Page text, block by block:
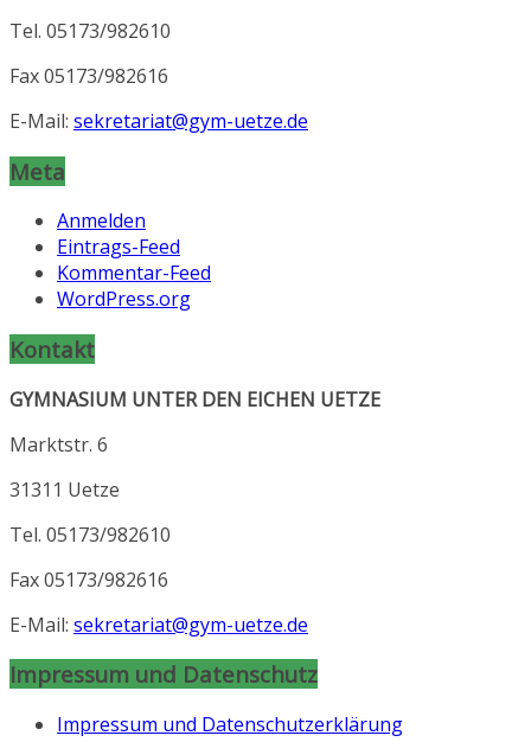
Tel. 05173/982610
Fax 05173/982616
E-Mail: sekretariat@gym-uetze.de
Meta
Anmelden
Eintrags-Feed
Kommentar-Feed
WordPress.org
Kontakt
GYMNASIUM UNTER DEN EICHEN UETZE
Marktstr. 6
31311 Uetze
Tel. 05173/982610
Fax 05173/982616
E-Mail: sekretariat@gym-uetze.de
Impressum und Datenschutz
Impressum und Datenschutzerklärung